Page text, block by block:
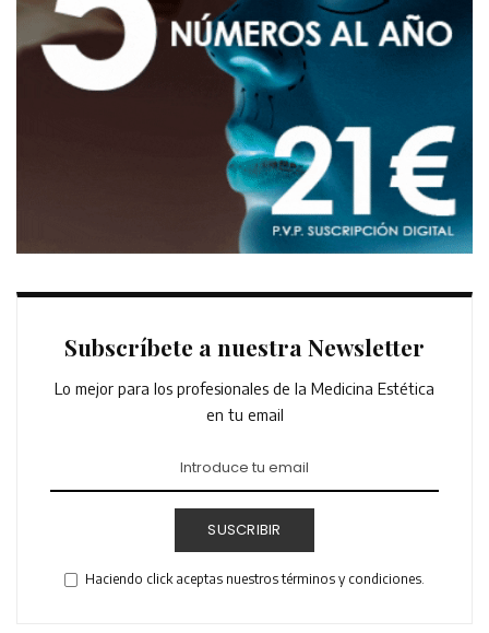
Subscríbete a nuestra Newsletter
Lo mejor para los profesionales de la Medicina Estética
en tu email
SUSCRIBIR
Haciendo click aceptas nuestros términos y condiciones.